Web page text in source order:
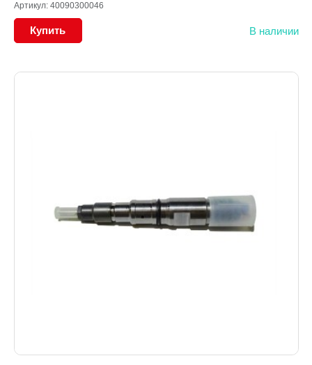
Артикул: 40090300046
Купить В наличии